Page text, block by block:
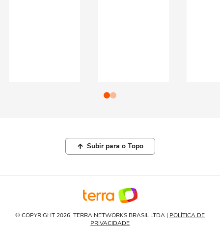
Subir para o Topo
© COPYRIGHT 2026, TERRA NETWORKS BRASIL LTDA | POLÍTICA DE
PRIVACIDADE